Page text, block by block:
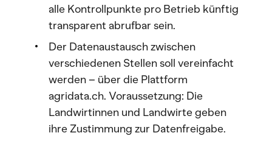
alle Kontrollpunkte pro Betrieb künftig
transparent abrufbar sein.
Der Datenaustausch zwischen
verschiedenen Stellen soll vereinfacht
werden – über die Plattform
agridata.ch. Voraussetzung: Die
Landwirtinnen und Landwirte geben
ihre Zustimmung zur Datenfreigabe.